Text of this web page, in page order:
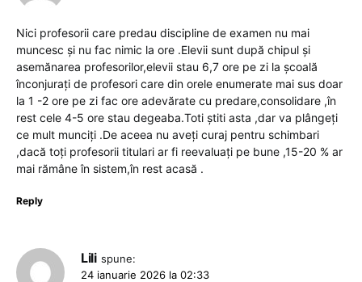
Nici profesorii care predau discipline de examen nu mai
muncesc și nu fac nimic la ore .Elevii sunt după chipul și
asemănarea profesorilor,elevii stau 6,7 ore pe zi la școală
înconjurați de profesori care din orele enumerate mai sus doar
la 1 -2 ore pe zi fac ore adevărate cu predare,consolidare ,în
rest cele 4-5 ore stau degeaba.Toti știti asta ,dar va plângeți
ce mult munciți .De aceea nu aveți curaj pentru schimbari
,dacă toți profesorii titulari ar fi reevaluați pe bune ,15-20 % ar
mai rămâne în sistem,în rest acasă .
Reply
Lili spune:
24 ianuarie 2026 la 02:33